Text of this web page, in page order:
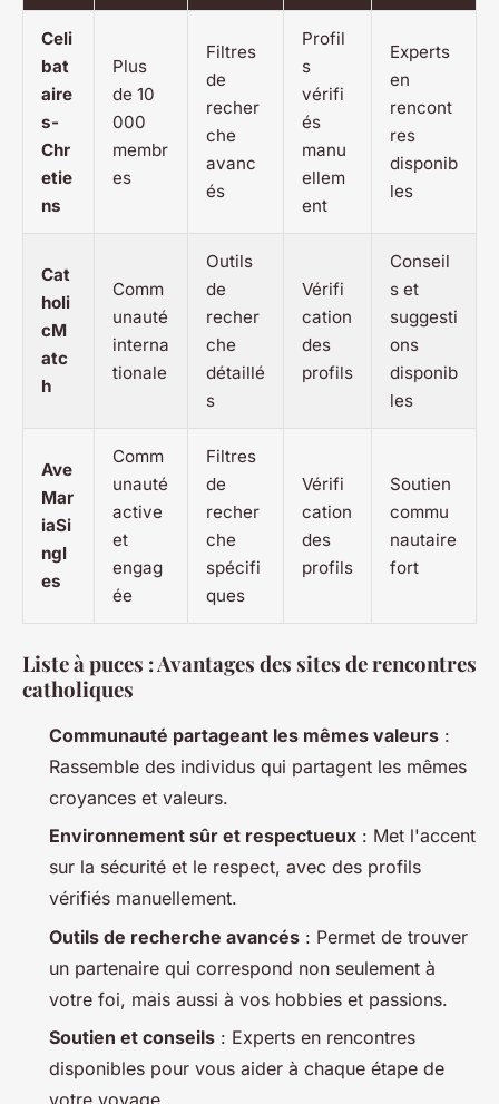
Celi
bat
aire
s-
Chr
etie
ns
Plus
de 10
000
membr
es
Filtres
de
recher
che
avanc
és
Profil
s
vérifi
és
manu
ellem
ent
Experts
en
rencont
res
disponib
les
Cat
holi
cM
atc
h
Comm
unauté
interna
tionale
Outils
de
recher
che
détaillé
s
Vérifi
cation
des
profils
Conseil
s et
suggesti
ons
disponib
les
Ave
Mar
iaSi
ngl
es
Comm
unauté
active
et
engag
ée
Filtres
de
recher
che
spécifi
ques
Vérifi
cation
des
profils
Soutien
commu
nautaire
fort
Liste à puces : Avantages des sites de rencontres
catholiques
Communauté partageant les mêmes valeurs :
Rassemble des individus qui partagent les mêmes
croyances et valeurs.
Environnement sûr et respectueux : Met l'accent
sur la sécurité et le respect, avec des profils
vérifiés manuellement.
Outils de recherche avancés : Permet de trouver
un partenaire qui correspond non seulement à
votre foi, mais aussi à vos hobbies et passions.
Soutien et conseils : Experts en rencontres
disponibles pour vous aider à chaque étape de